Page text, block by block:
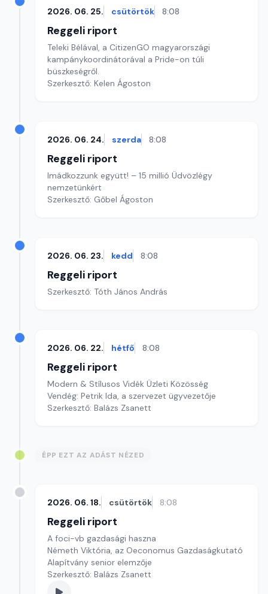
2026. 06. 25. csütörtök 8:08
Reggeli riport
Teleki Bélával, a CitizenGO magyarországi
kampánykoordinátorával a Pride-on túli
büszkeségről.
Szerkesztő: Kelen Ágoston
2026. 06. 24. szerda 8:08
Reggeli riport
Imádkozzunk együtt! – 15 millió Üdvözlégy
nemzetünkért
Szerkesztő: Gőbel Ágoston
2026. 06. 23. kedd 8:08
Reggeli riport
Szerkesztő: Tóth János András
2026. 06. 22. hétfő 8:08
Reggeli riport
Modern & Stílusos Vidék Üzleti Közösség
Vendég: Petrik Ida, a szervezet ügyvezetője
Szerkesztő: Balázs Zsanett
ÉPP EZT AZ ADÁST NÉZED
2026. 06. 18. csütörtök 8:08
Reggeli riport
A foci-vb gazdasági haszna
Németh Viktória, az Oeconomus Gazdaságkutató
Alapítvány senior elemzője
Szerkesztő: Balázs Zsanett